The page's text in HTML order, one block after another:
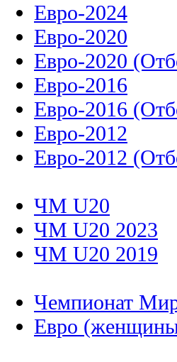
Евро-2024
Евро-2020
Евро-2020
Евро-2016
Евро-2016
Евро-2012
Евро-2012
ЧМ U20
ЧМ U20 2023
ЧМ U20 2019
Чемпионат
Евро